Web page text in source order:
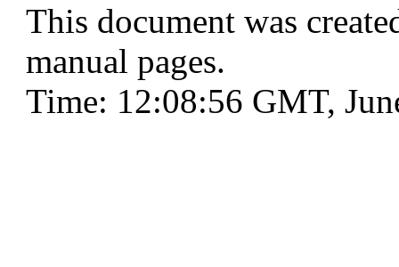
This document was
manual pages.
Time: 12:08:56 GMT,